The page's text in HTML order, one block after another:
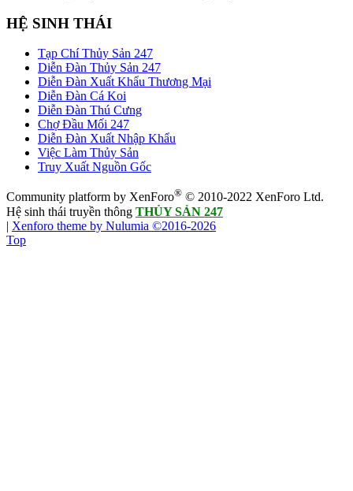
HỆ SINH THÁI
Tạp Chí Thủy Sản 247
Diễn Đàn Thủy Sản 247
Diễn Đàn Xuất Khẩu Thương Mại
Diễn Đàn Cá Koi
Diễn Đàn Thú Cưng
Chợ Đầu Mối 247
Diễn Đàn Xuất Nhập Khẩu
Việc Làm Thủy Sản
Truy Xuất Nguồn Gốc
Community platform by XenForo® © 2010-2022 XenForo Ltd.
Hệ sinh thái truyền thông THỦY SẢN 247
| Xenforo theme by Nulumia ©2016-2026
Top